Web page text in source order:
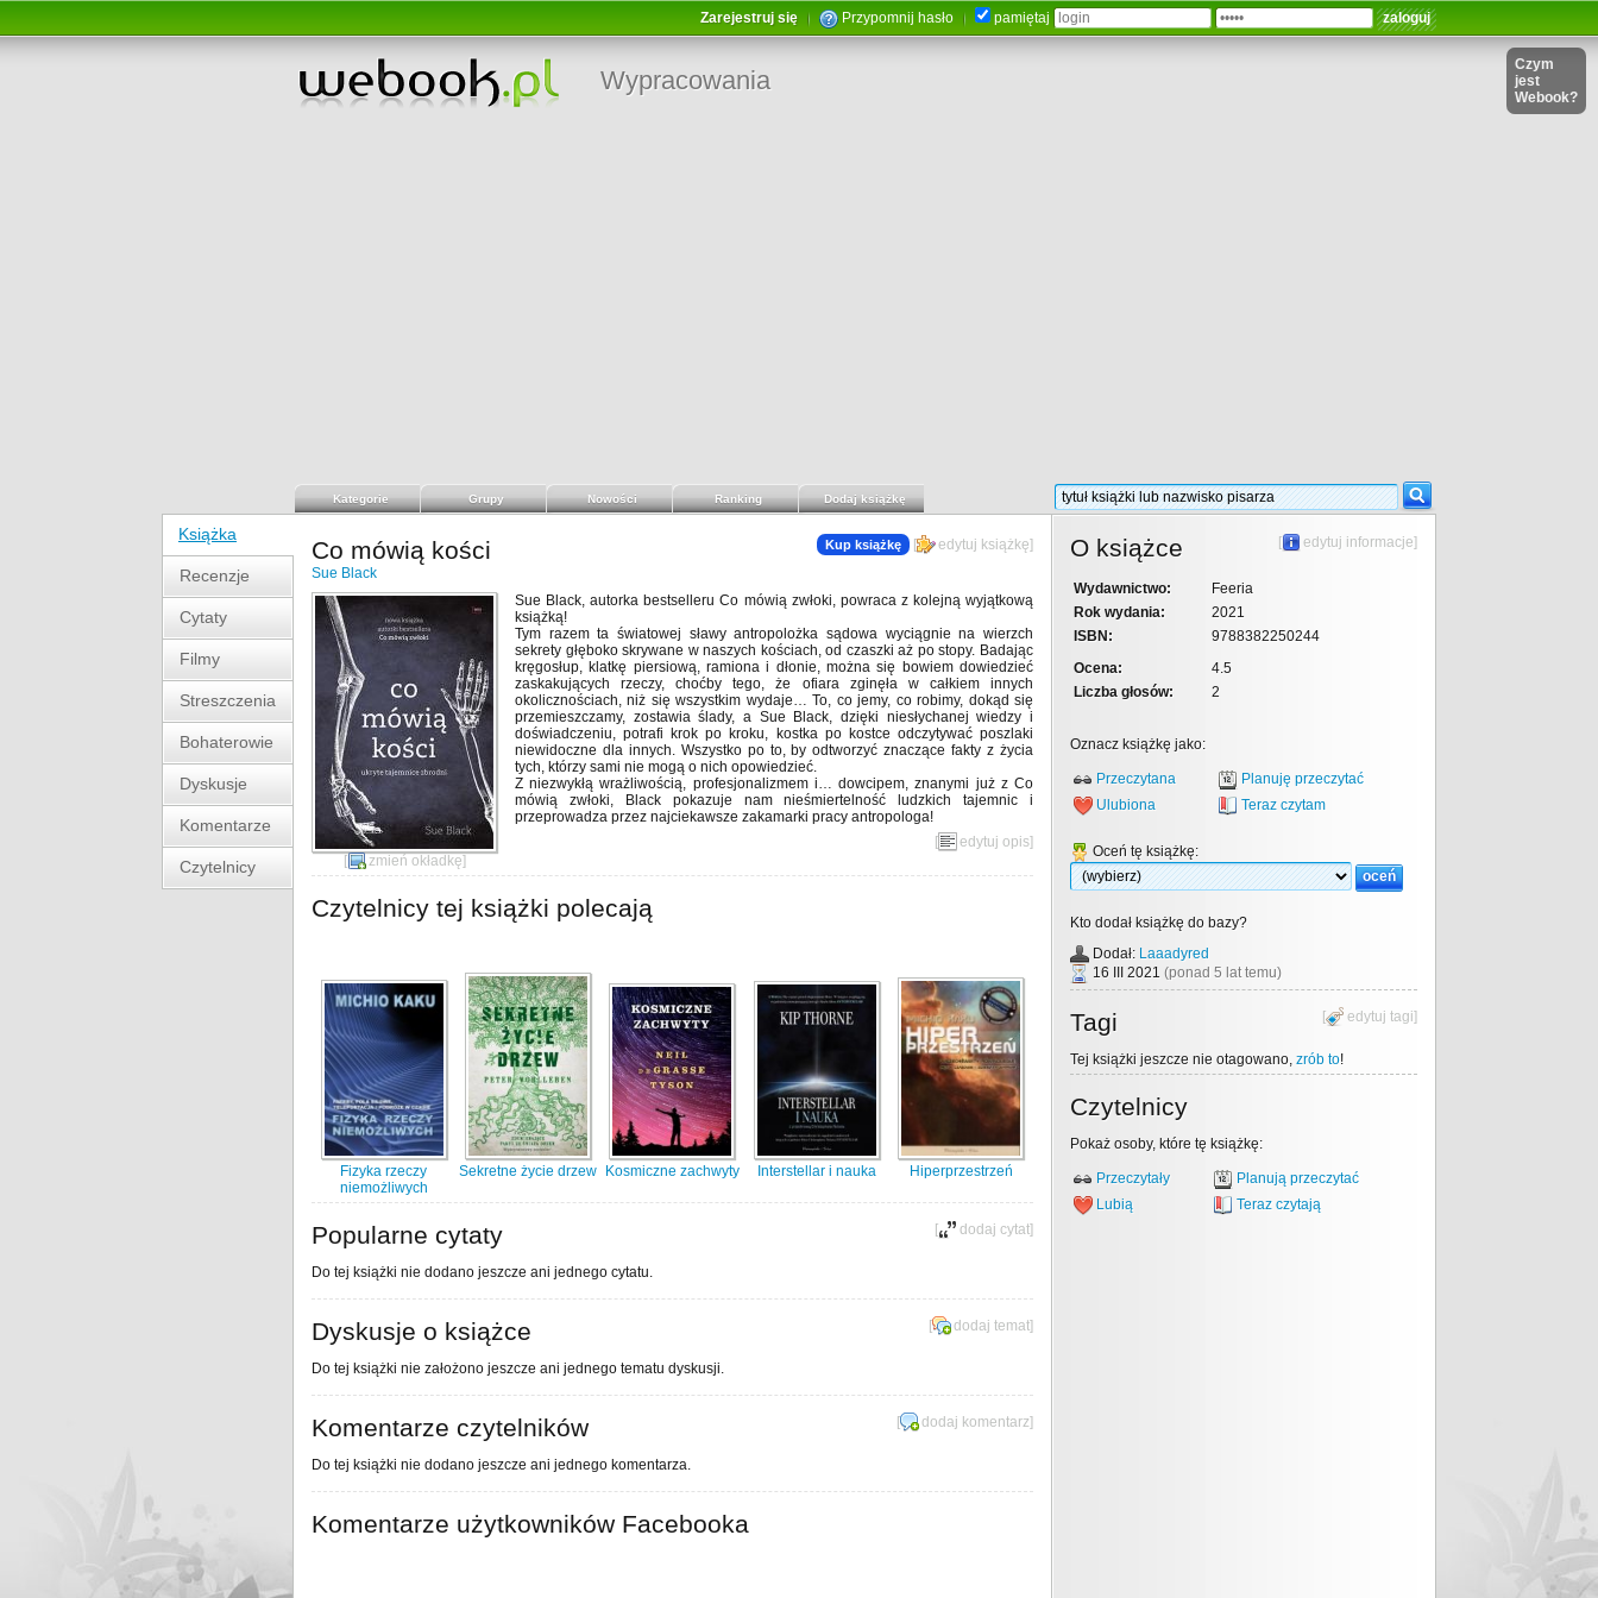
Zarejestruj się Przypomnij hasło pamiętaj
Wypracowania
Czym
jest
Webook?
Kategorie Grupy Nowości Ranking Dodaj książkę
Książka
Recenzje
Cytaty
Filmy
Streszczenia
Bohaterowie
Dyskusje
Komentarze
Czytelnicy
Kup książkę [ edytuj książkę]
Co mówią kości
Sue Black
[ zmień okładkę]
Sue Black, autorka bestselleru Co mówią zwłoki, powraca z kolejną wyjątkową
książką!
Tym razem ta światowej sławy antropolożka sądowa wyciągnie na wierzch
sekrety głęboko skrywane w naszych kościach, od czaszki aż po stopy. Badając
kręgosłup, klatkę piersiową, ramiona i dłonie, można się bowiem dowiedzieć
zaskakujących rzeczy, choćby tego, że ofiara zginęła w całkiem innych
okolicznościach, niż się wszystkim wydaje… To, co jemy, co robimy, dokąd się
przemieszczamy, zostawia ślady, a Sue Black, dzięki niesłychanej wiedzy i
doświadczeniu, potrafi krok po kroku, kostka po kostce odczytywać poszlaki
niewidoczne dla innych. Wszystko po to, by odtworzyć znaczące fakty z życia
tych, którzy sami nie mogą o nich opowiedzieć.
Z niezwykłą wrażliwością, profesjonalizmem i… dowcipem, znanymi już z Co
mówią zwłoki, Black pokazuje nam nieśmiertelność ludzkich tajemnic i
przeprowadza przez najciekawsze zakamarki pracy antropologa!
[
edytuj opis]
Czytelnicy tej książki polecają
Fizyka rzeczy
niemożliwych
Sekretne życie drzew Kosmiczne zachwyty Interstellar i nauka Hiperprzestrzeń
[ dodaj cytat]
Popularne cytaty
Do tej książki nie dodano jeszcze ani jednego cytatu.
[ dodaj temat]
Dyskusje o książce
Do tej książki nie założono jeszcze ani jednego tematu dyskusji.
[ dodaj komentarz]
Komentarze czytelników
Do tej książki nie dodano jeszcze ani jednego komentarza.
Komentarze użytkowników Facebooka
[ edytuj informacje]
O książce
Wydawnictwo:
Feeria
Rok wydania:
2021
ISBN:
9788382250244
Ocena:
4.5
Liczba głosów:
2
Oznacz książkę jako:
Przeczytana
Planuję przeczytać
Ulubiona
Teraz czytam
Oceń tę książkę:
Kto dodał książkę do bazy?
Dodał: Laaadyred
16 III 2021 (ponad 5 lat temu)
[ edytuj tagi]
Tagi
Tej książki jeszcze nie otagowano, zrób to!
Czytelnicy
Pokaż osoby, które tę książkę:
Przeczytały
Planują przeczytać
Lubią
Teraz czytają